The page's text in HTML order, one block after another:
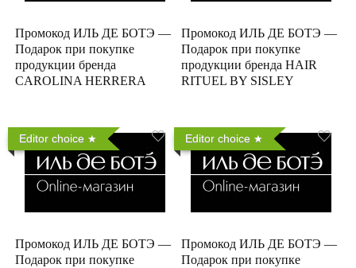
Промокод ИЛЬ ДЕ БОТЭ —
Подарок при покупке
продукции бренда
CAROLINA HERRERA
Промокод ИЛЬ ДЕ БОТЭ —
Подарок при покупке
продукции бренда HAIR
RITUEL BY SISLEY
Editor choice
Промокод ИЛЬ ДЕ БОТЭ —
Подарок при покупке
Editor choice
Промокод ИЛЬ ДЕ БОТЭ —
Подарок при покупке